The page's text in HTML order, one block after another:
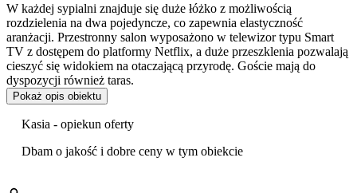
W każdej sypialni znajduje się duże łóżko z możliwością
rozdzielenia na dwa pojedyncze, co zapewnia elastyczność
aranżacji. Przestronny salon wyposażono w telewizor typu Smart
TV z dostępem do platformy Netflix, a duże przeszklenia pozwalają
cieszyć się widokiem na otaczającą przyrodę. Goście mają do
dyspozycji również taras.
Do przygotowywania posiłków służy w pełni wyposażony aneks
kuchenny. Znajduje się w nim płyta grzewcza, duża lodówka,
Na życzenie gości istnieje możliwość zamówienia
Pokaż opis obiektu
Kasia - opiekun oferty
Dbam o jakość i dobre ceny w tym obiekcie